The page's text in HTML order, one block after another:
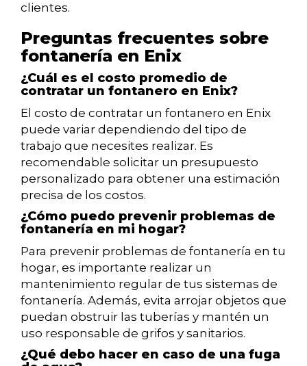
clientes.
Preguntas frecuentes sobre
fontanería en Enix
¿Cuál es el costo promedio de
contratar un fontanero en Enix?
El costo de contratar un fontanero en Enix
puede variar dependiendo del tipo de
trabajo que necesites realizar. Es
recomendable solicitar un presupuesto
personalizado para obtener una estimación
precisa de los costos.
¿Cómo puedo prevenir problemas de
fontanería en mi hogar?
Para prevenir problemas de fontanería en tu
hogar, es importante realizar un
mantenimiento regular de tus sistemas de
fontanería. Además, evita arrojar objetos que
puedan obstruir las tuberías y mantén un
uso responsable de grifos y sanitarios.
¿Qué debo hacer en caso de una fuga